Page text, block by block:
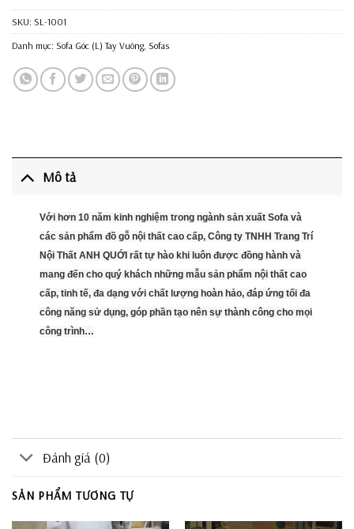
SKU: SL-1001
Danh mục: Sofa Góc (L) Tay Vuông, Sofas
Mô tả
Với hơn 10 năm kinh nghiệm trong ngành sản xuất Sofa và
các sản phẩm đồ gỗ nội thất cao cấp, Công ty TNHH Trang Trí
Nội Thất ANH QUỚI rất tự hào khi luôn được đồng hành và
mang đến cho quý khách những mẫu sản phẩm nội thất cao
cấp, tinh tế, đa dạng với chất lượng hoàn hảo, đáp ứng tối đa
công năng sử dụng, góp phần tạo nên sự thành công cho mọi
công trình…
Đánh giá (0)
SẢN PHẨM TƯƠNG TỰ